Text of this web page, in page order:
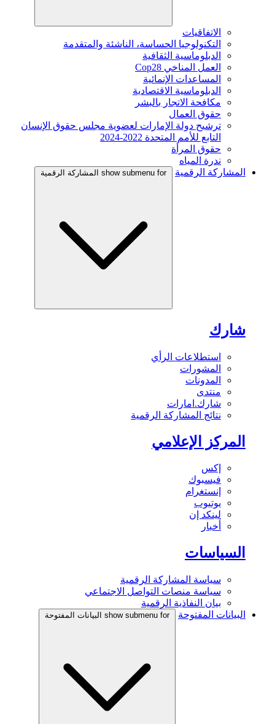
الاتفاقيات
التكنولوجيا الحساسة، الناشئة والمتقدمة
الدبلوماسية الثقافية
العمل المناخي Cop28
المساعدات الإنمائية
الدبلوماسية الاقتصادية
مكافحة الاتجار بالبشر
حقوق العمال
ترشيح دولة الإمارات لعضوية مجلس حقوق الإنسان
التابع للأمم المتحدة 2022-2024
حقوق المرأة
ندرة المياه
المشاركة الرقمية
show submenu for المشاركة الرقمية
شارك
استطلاعات الرأي
المشورات
المدونات
منتدى
شارك.امارات
نتائج المشاركة الرقمية
المركز الإعلامي
إكس
فيسبوك
إنستغرام
يوتيوب
لينكد إن
أخبار
السياسات
سياسة المشاركة الرقمية
سياسة منصات التواصل الاجتماعي
بيان النفاذية الرقمية
البيانات المفتوحة
show submenu for البيانات المفتوحة